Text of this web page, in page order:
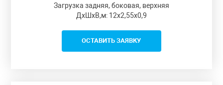
Загрузка задняя, боковая, верхняя
ДxШxВ,м: 12x2,55x0,9
ОСТАВИТЬ ЗАЯВКУ